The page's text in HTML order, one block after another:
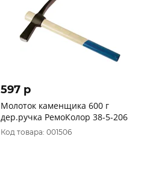
597 p
Молоток каменщика 600 г
дер.ручка РемоКолор 38-5-206
Код товара: 001506